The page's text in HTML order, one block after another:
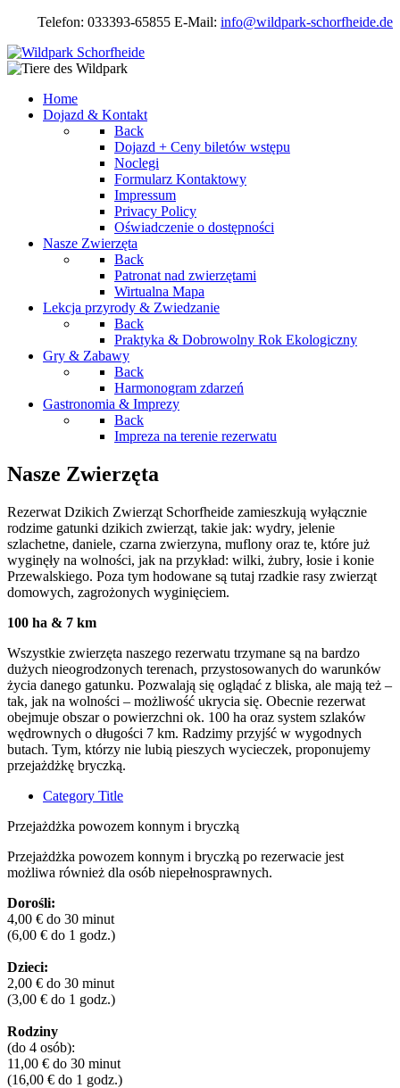
Telefon: 033393-65855 E-Mail: info@wildpark-schorfheide.de
Home
Dojazd & Kontakt
Back
Dojazd + Ceny biletów wstępu
Noclegi
Formularz Kontaktowy
Impressum
Privacy Policy
Oświadczenie o dostępności
Nasze Zwierzęta
Back
Patronat nad zwierzętami
Wirtualna Mapa
Lekcja przyrody & Zwiedzanie
Back
Praktyka & Dobrowolny Rok Ekologiczny
Gry & Zabawy
Back
Harmonogram zdarzeń
Gastronomia & Imprezy
Back
Impreza na terenie rezerwatu
Nasze Zwierzęta
Rezerwat Dzikich Zwierząt Schorfheide zamieszkują wyłącznie
rodzime gatunki dzikich zwierząt, takie jak: wydry, jelenie
szlachetne, daniele, czarna zwierzyna, muflony oraz te, które już
wyginęły na wolności, jak na przykład: wilki, żubry, łosie i konie
Przewalskiego. Poza tym hodowane są tutaj rzadkie rasy zwierząt
domowych, zagrożonych wyginięciem.
100 ha & 7 km
Wszystkie zwierzęta naszego rezerwatu trzymane są na bardzo
dużych nieogrodzonych terenach, przystosowanych do warunków
życia danego gatunku. Pozwalają się oglądać z bliska, ale mają też –
tak, jak na wolności – możliwość ukrycia się. Obecnie rezerwat
obejmuje obszar o powierzchni ok. 100 ha oraz system szlaków
wędrownych o długości 7 km. Radzimy przyjść w wygodnych
butach. Tym, którzy nie lubią pieszych wycieczek, proponujemy
przejażdżkę bryczką.
Category Title
Przejażdżka powozem konnym i bryczką
Przejażdżka powozem konnym i bryczką po rezerwacie jest
możliwa również dla osób niepełnosprawnych.
Dorośli:
4,00 € do 30 minut
(6,00 € do 1 godz.)
Dzieci:
2,00 € do 30 minut
(3,00 € do 1 godz.)
Rodziny
(do 4 osób):
11,00 € do 30 minut
(16,00 € do 1 godz.)